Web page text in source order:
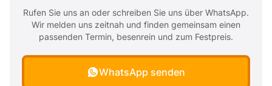
Rufen Sie uns an oder schreiben Sie uns über WhatsApp.
Wir melden uns zeitnah und finden gemeinsam einen
passenden Termin, besenrein und zum Festpreis.
WhatsApp senden